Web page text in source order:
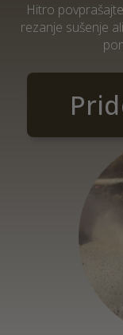
Hitro
rezanje sušenje